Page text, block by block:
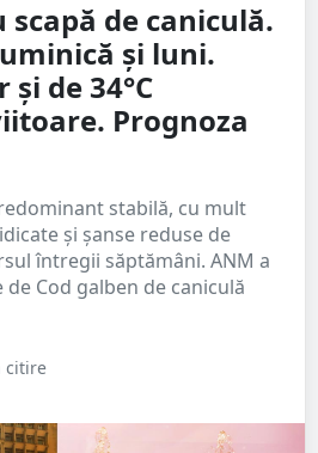
scapă de caniculă.
și luni.
de 34°C
Prognoza
stabilă, cu mult
și șanse reduse de
întregii săptămâni. ANM a
Cod galben de caniculă
citire